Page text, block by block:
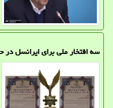
سه افتخار ملی برای ایرانسل در